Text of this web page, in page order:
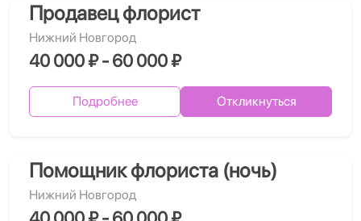
Продавец флорист
Нижний Новгород
40 000 ₽ - 60 000 ₽
Подробнее Откликнуться
Помощник флориста (ночь)
Нижний Новгород